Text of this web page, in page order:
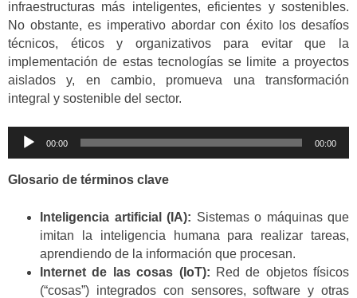
infraestructuras más inteligentes, eficientes y sostenibles.
No obstante, es imperativo abordar con éxito los desafíos
técnicos, éticos y organizativos para evitar que la
implementación de estas tecnologías se limite a proyectos
aislados y, en cambio, promueva una transformación
integral y sostenible del sector.
Reproductor
audio
00:00 00:00
Glosario de términos clave
Inteligencia artificial (IA): Sistemas o máquinas que
imitan la inteligencia humana para realizar tareas,
aprendiendo de la información que procesan.
Internet de las cosas (IoT): Red de objetos físicos
(“cosas”) integrados con sensores, software y otras